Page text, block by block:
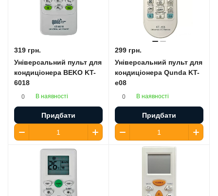
319 грн.
Універсальний пульт для
кондиціонера BEKO KT-
6018
0 В наявності
Придбати
299 грн.
Універсальний пульт для
кондиціонера Qunda KT-
e08
0 В наявності
Придбати